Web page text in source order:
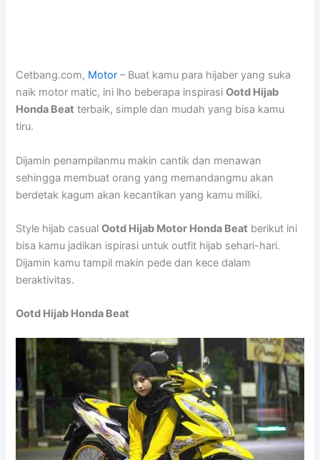
Cetbang.com, Motor – Buat kamu para hijaber yang suka
naik motor matic, ini lho beberapa inspirasiOotd Hijab
Honda Beat terbaik, simple dan mudah yang bisa kamu
tiru.
Dijamin penampilanmu makin cantik dan menawan
sehingga membuat orang yang memandangmu akan
berdetak kagum akan kecantikan yang kamu miliki.
Style hijab casualOotd Hijab Motor Honda Beat berikut ini
bisa kamu jadikan ispirasi untuk outfit hijab sehari-hari.
Dijamin kamu tampil makin pede dan kece dalam
beraktivitas.
Ootd Hijab Honda Beat